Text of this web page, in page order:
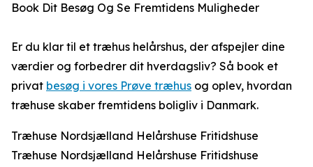
Book Dit Besøg Og Se Fremtidens Muligheder
Er du klar til et træhus helårshus, der afspejler dine
værdier og forbedrer dit hverdagsliv? Så book et
privat besøg i vores Prøve træhus og oplev, hvordan
træhuse skaber fremtidens boligliv i Danmark.
Træhuse Nordsjælland Helårshuse Fritidshuse
Træhuse Nordsjælland Helårshuse Fritidshuse